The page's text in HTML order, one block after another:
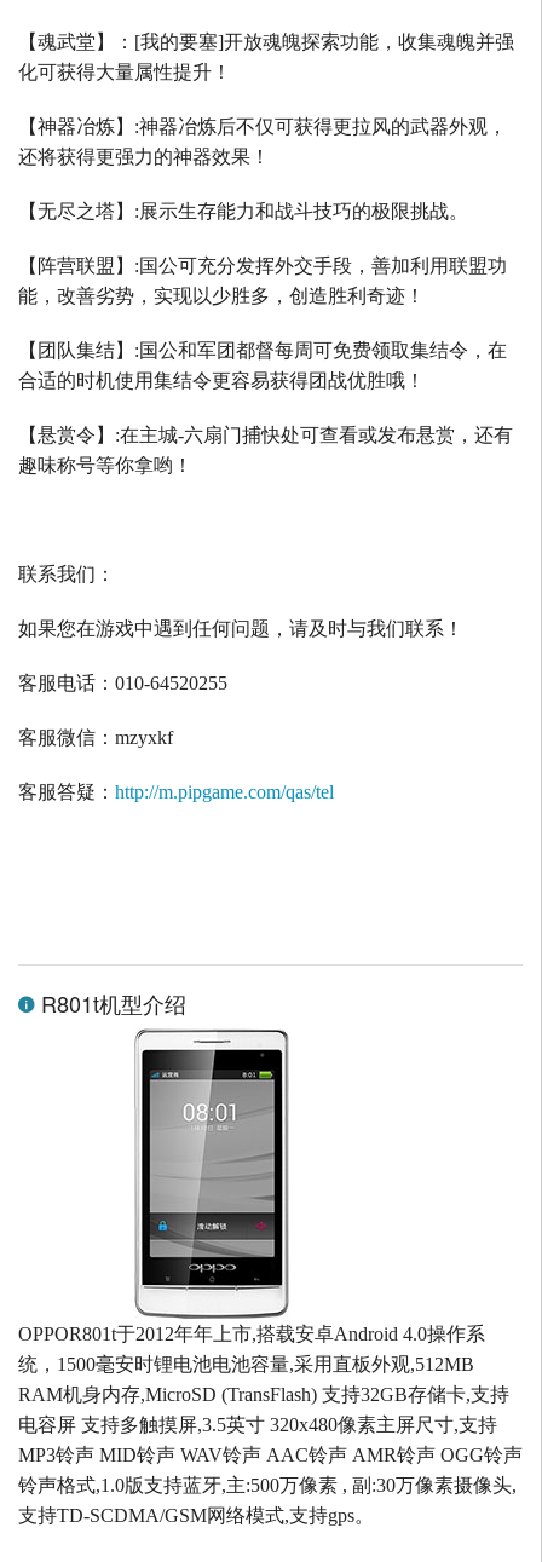
【魂武堂】： [我的要塞]开放魂魄探索功能，收集魂魄并强
化可获得大量属性提升！
【神器冶炼】 :神器冶炼后不仅可获得更拉风的武器外观，
还将获得更强力的神器效果！
【无尽之塔】 :展示生存能力和战斗技巧的极限挑战。
【阵营联盟】 :国公可充分发挥外交手段，善加利用联盟功
能，改善劣势，实现以少胜多，创造胜利奇迹！
【团队集结】 :国公和军团都督每周可免费领取集结令，在
合适的时机使用集结令更容易获得团战优胜哦！
【悬赏令】 :在主城-六扇门捕快处可查看或发布悬赏，还有
趣味称号等你拿哟！
联系我们：
如果您在游戏中遇到任何问题，请及时与我们联系！
客服电话： 010-64520255
客服微信： mzyxkf
客服答疑： http://m.pipgame.com/qas/tel
R801t机型介绍
OPPOR801t于2012年年上市,搭载安卓Android 4.0操作系
统，1500毫安时锂电池电池容量,采用直板外观,512MB
RAM机身内存,MicroSD (TransFlash) 支持32GB存储卡,支持
电容屏 支持多触摸屏,3.5英寸 320x480像素主屏尺寸,支持
MP3铃声 MID铃声 WAV铃声 AAC铃声 AMR铃声 OGG铃声
铃声格式,1.0版支持蓝牙,主:500万像素 , 副:30万像素摄像头,
支持TD-SCDMA/GSM网络模式,支持gps。